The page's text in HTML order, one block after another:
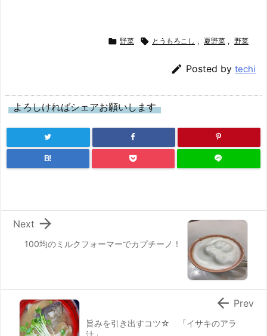
 野菜  とうもろこし , 夏野菜 , 野菜
 Posted by techi
よろしければシェアお願いします
B!
100均のミルクフォーマーでカプチーノ！

Next
旨みを引き出すコツ☆ 「イサキのアラ
 Prev